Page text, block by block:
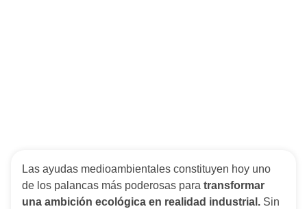
Las ayudas medioambientales constituyen hoy uno
de los palancas más poderosas para transformar
una ambición ecológica en realidad industrial. Sin